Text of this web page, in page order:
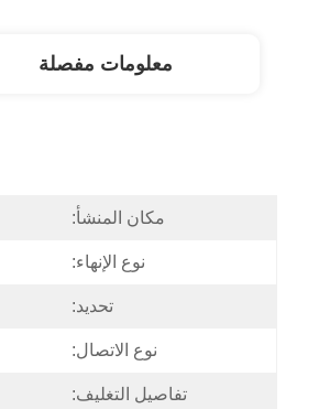
معلومات مفصلة
مكان المنشأ:
نوع الإنهاء:
تحديد:
نوع الاتصال:
تفاصيل التغليف: